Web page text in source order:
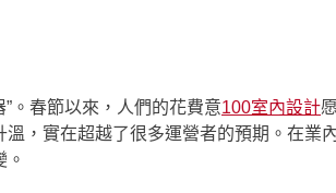
”。春節以來，人們的花費意100室內設計
，實在超越了很多運營者的預期。在